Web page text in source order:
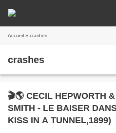
Accueil » crashes
crashes
🎬🌎 CECIL HEPWORTH
SMITH - LE BAISER
KISS IN A TUNNEL,1899)